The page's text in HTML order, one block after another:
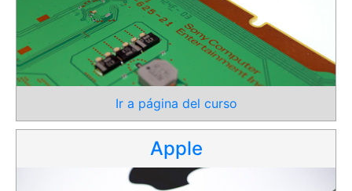
Ir a página del curso
Apple